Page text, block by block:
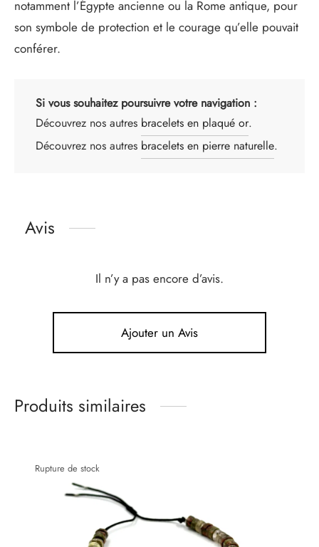
notamment l’Égypte ancienne ou la Rome antique, pour
son symbole de protection et le courage qu’elle pouvait
conférer.
Si vous souhaitez poursuivre votre navigation :
Découvrez nos autres bracelets en plaqué or.
Découvrez nos autres bracelets en pierre naturelle.
Avis
Il n’y a pas encore d’avis.
Ajouter un Avis
Produits similaires
Rupture de stock